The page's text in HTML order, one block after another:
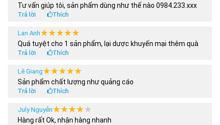
Hotline DVKH
Khóa học sân trượt patin:
Sân trượt Patin Centosy
tại Hà Nội
Sân trượt Patin Centosy
Cửa hàng - Đại lý/ Nhượng
Tư vấn giúp tôi, sản phẩm dùng như thế nào 0984.233.xxx
Trả lời Thích
Lan Anh★★★★★
★★★★★
Quá tuyệt cho 1 sản phẩm, lại dược khuyến mại thêm quà
Trả lời Thích
Lê Giang★★★★★
★★★★★
Sản phẩm chất lượng như quảng cáo
Trả lời Thích
July Nguyễn★★★★★
★★★★★
Hàng rất Ok, nhận hàng nhanh